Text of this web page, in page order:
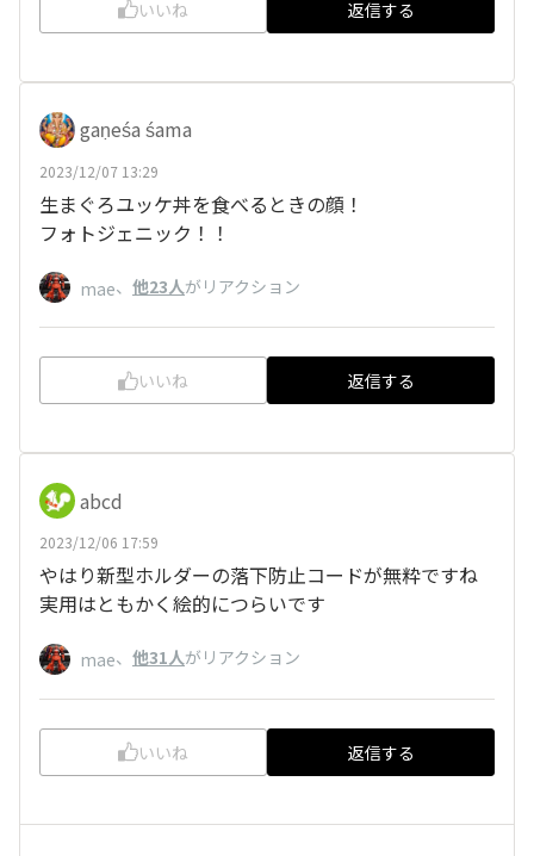
いいね 返信する
gaṇeśa śama
2023/12/07 13:29
生まぐろユッケ丼を食べるときの顔！
フォトジェニック！！
mae、 他23人がリアクション
いいね 返信する
abcd
2023/12/06 17:59
やはり新型ホルダーの落下防止コードが無粋ですね
実用はともかく絵的につらいです
mae、 他31人がリアクション
いいね 返信する